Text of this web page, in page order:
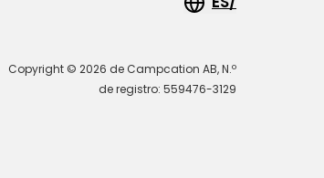
Copyright © 2026 de Campcation AB, N.º
de registro: 559476-3129